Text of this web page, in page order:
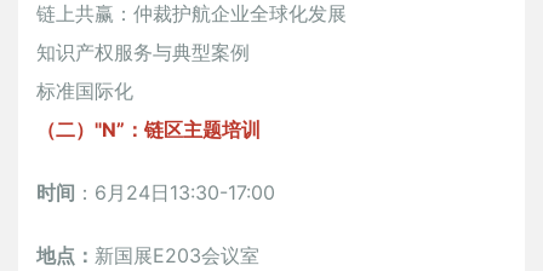
链上共赢：仲裁护航企业全球化发展
知识产权服务与典型案例
标准国际化
（二）"N”：链区主题培训
时间 ：6月24日13:30-17:00
地点： 新国展E203会议室